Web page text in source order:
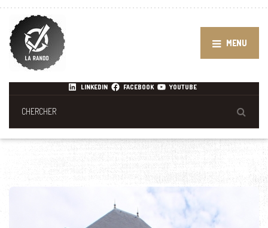
MENU
LINKEDIN FACEBOOK YOUTUBE